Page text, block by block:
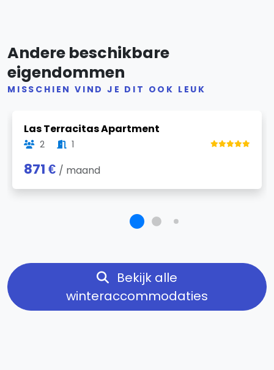
Andere beschikbare
eigendommen
MISSCHIEN VIND JE DIT OOK LEUK
Las Terracitas Apartment
2 1
871 € / maand
Bekijk alle
winteraccommodaties